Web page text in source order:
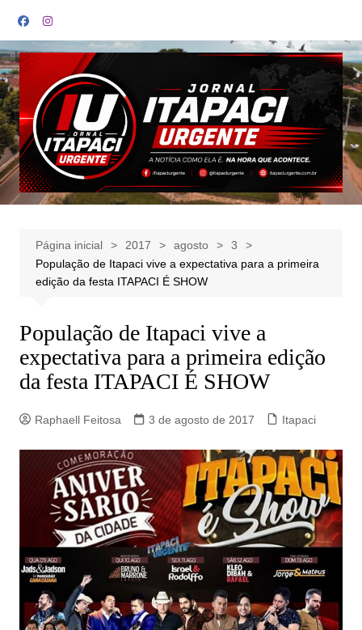
para
o
conteúdo
Página inicial 2017 agosto
3
População de Itapaci vive a expectativa para a primeira
edição da festa ITAPACI É SHOW
População de Itapaci vive a
expectativa para a primeira edição
da festa ITAPACI É SHOW
Raphaell Feitosa 3 de agosto de 2017 Itapaci